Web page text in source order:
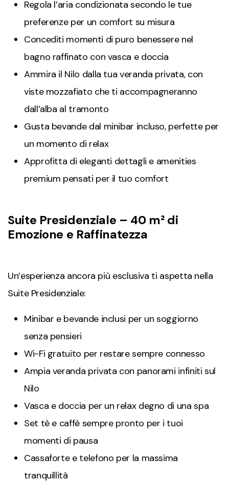
Regola l’aria condizionata secondo le tue
preferenze per un comfort su misura
Concediti momenti di puro benessere nel
bagno raffinato con vasca e doccia
Ammira il Nilo dalla tua veranda privata, con
viste mozzafiato che ti accompagneranno
dall’alba al tramonto
Gusta bevande dal minibar incluso, perfette per
un momento di relax
Approfitta di eleganti dettagli e amenities
premium pensati per il tuo comfort
Suite Presidenziale – 40 m² di
Emozione e Raffinatezza
Un’esperienza ancora più esclusiva ti aspetta nella
Suite Presidenziale:
Minibar e bevande inclusi per un soggiorno
senza pensieri
Wi-Fi gratuito per restare sempre connesso
Ampia veranda privata con panorami infiniti sul
Nilo
Vasca e doccia per un relax degno di una spa
Set tè e caffè sempre pronto per i tuoi
momenti di pausa
Cassaforte e telefono per la massima
tranquillità